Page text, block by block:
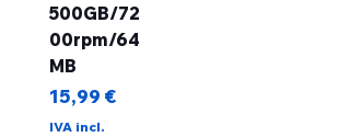
500GB/72
00rpm/64
MB
Preço
15,99 €
IVA incl.